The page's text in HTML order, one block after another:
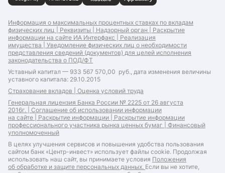
Информация о максимальных процентных ставках по вкладам
физических лиц | Реквизиты | Надзорный орган | Раскрытие
информации на сайте ИА Интерфакс | Реализация
имущества | Уведомление физических лиц о необходимости
представления сведений (документов) для целей исполнения
законодательства о ПОД/ФТ
Уставный капитал — 933 567 570,00 руб., дата изменения величины
уставного капитала: 29.10.2015
Страхование вкладов | Оценка условий труда
Генеральная лицензия Банка России № 2225 от 26 августа
2016г. | Соглашение об использовании информации
на сайте | Раскрытие информации | Раскрытие информации
профессионального участника рынка ценных бумаг | Финансовый
уполномоченный
В целях улучшения сервисов и повышения удобства пользования
сайтом банк «Центр-инвест» использует файлы cookie. Продолжая
использовать наш сайт, вы принимаете условия Положения
об обработке и защите персональных данных. Если вы не хотите,